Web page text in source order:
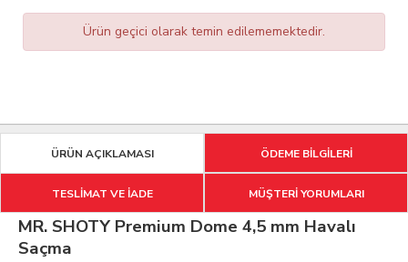
Ürün geçici olarak temin edilememektedir.
ÜRÜN AÇIKLAMASI ÖDEME BİLGİLERİ
TESLİMAT VE İADE MÜŞTERİ YORUMLARI
MR. SHOTY Premium Dome 4,5 mm Havalı
Saçma